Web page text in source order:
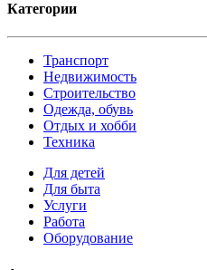
Категории
Транспорт
Недвижимость
Строительство
Одежда, обувь
Отдых и хобби
Техника
Для детей
Для быта
Услуги
Работа
Оборудование